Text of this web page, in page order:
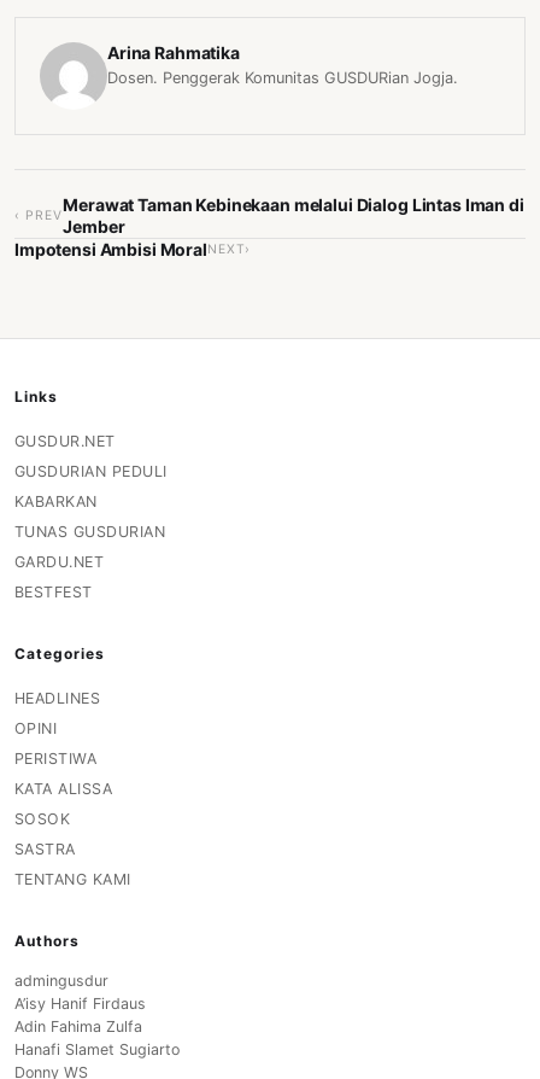
Arina Rahmatika
Dosen. Penggerak Komunitas GUSDURian Jogja.
‹ PREV
Merawat Taman Kebinekaan melalui Dialog Lintas Iman di
Jember
Impotensi Ambisi MoralNEXT›
Links
GUSDUR.NET
GUSDURIAN PEDULI
KABARKAN
TUNAS GUSDURIAN
GARDU.NET
BESTFEST
Categories
HEADLINES
OPINI
PERISTIWA
KATA ALISSA
SOSOK
SASTRA
TENTANG KAMI
Authors
admingusdur
A’isy Hanif Firdaus
Adin Fahima Zulfa
Hanafi Slamet Sugiarto
Donny WS